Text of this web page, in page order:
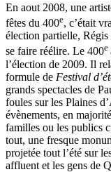
En aout 2008, une
fêtes du 400e, c’était
élection partielle, Régis
se faire réélire. Le 400e
l’élection de 2009. Il
formule de Festival
grands spectacles de
foules sur les Plaines
évènements, en
familles ou les publics
tout, une fresque
projetée tout l’été sur
affluent et les gens de